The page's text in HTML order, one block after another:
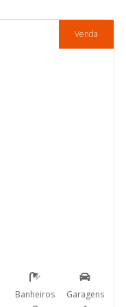
Venda
Banheiros Garagens